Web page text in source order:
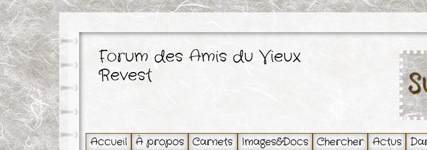
Forum des Amis du Vieux
Revest
Accueil À propos Carnets Images&Docs Chercher Actus